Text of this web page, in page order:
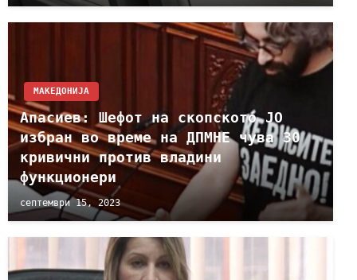
МАКЕДОНИЈА
Апасиев: Шефот на скопското ЈО
избран во време на ДПМНЕ чува 30
кривични против владини
функционери
септември 15, 2023